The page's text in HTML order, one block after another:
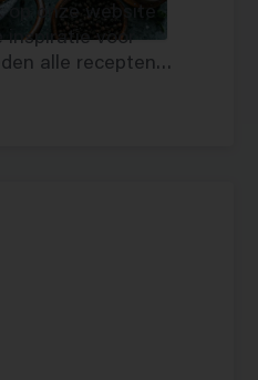
onze website
inspiratie voor
alle recepten…